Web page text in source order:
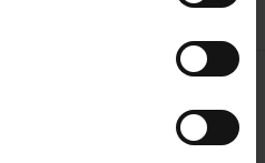
MENÚ PEU 1